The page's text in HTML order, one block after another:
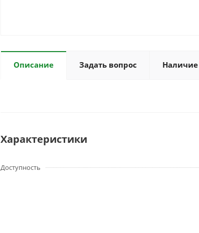
Описание Задать вопрос Наличие
Характеристики
Доступность